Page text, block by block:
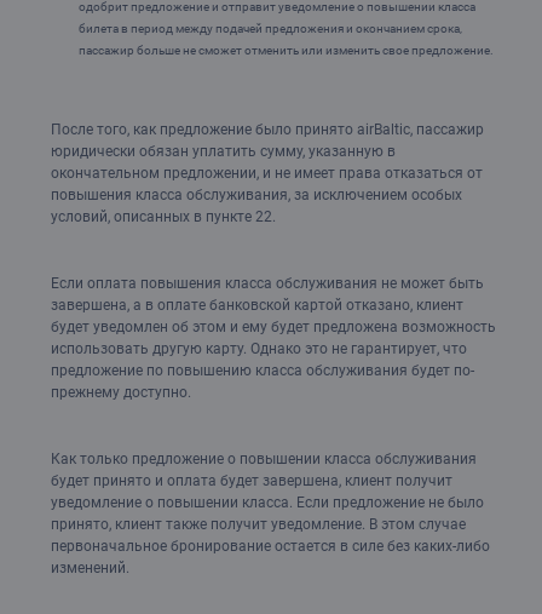
одобрит предложение и отправит уведомление о повышении класса
билета в период между подачей предложения и окончанием срока,
пассажир больше не сможет отменить или изменить свое предложение.
После того, как предложение было принято airBaltic, пассажир
юридически обязан уплатить сумму, указанную в
окончательном предложении, и не имеет права отказаться от
повышения класса обслуживания, за исключением особых
условий, описанных в пункте 22.
Если оплата повышения класса обслуживания не может быть
завершена, а в оплате банковской картой отказано, клиент
будет уведомлен об этом и ему будет предложена возможность
использовать другую карту. Однако это не гарантирует, что
предложение по повышению класса обслуживания будет по-
прежнему доступно.
Как только предложение о повышении класса обслуживания
будет принято и оплата будет завершена, клиент получит
уведомление о повышении класса. Если предложение не было
принято, клиент также получит уведомление. В этом случае
первоначальное бронирование остается в силе без каких-либо
изменений.